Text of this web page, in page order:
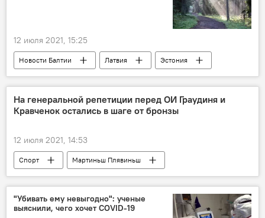
12 июля 2021, 15:25
Новости Балтии Латвия
Эстония
Таллин
На генеральной репетиции перед ОИ Граудиня и
Кравченок остались в шаге от бронзы
12 июля 2021, 14:53
Спорт
Мартиньш Плявиньш
Александр Самойлов
Янис Шмединьш
Эдгарс Точс
Тина Граудиня
Анастасия Кравченок
"Убивать ему невыгодно": ученые
выяснили, чего хочет COVID-19